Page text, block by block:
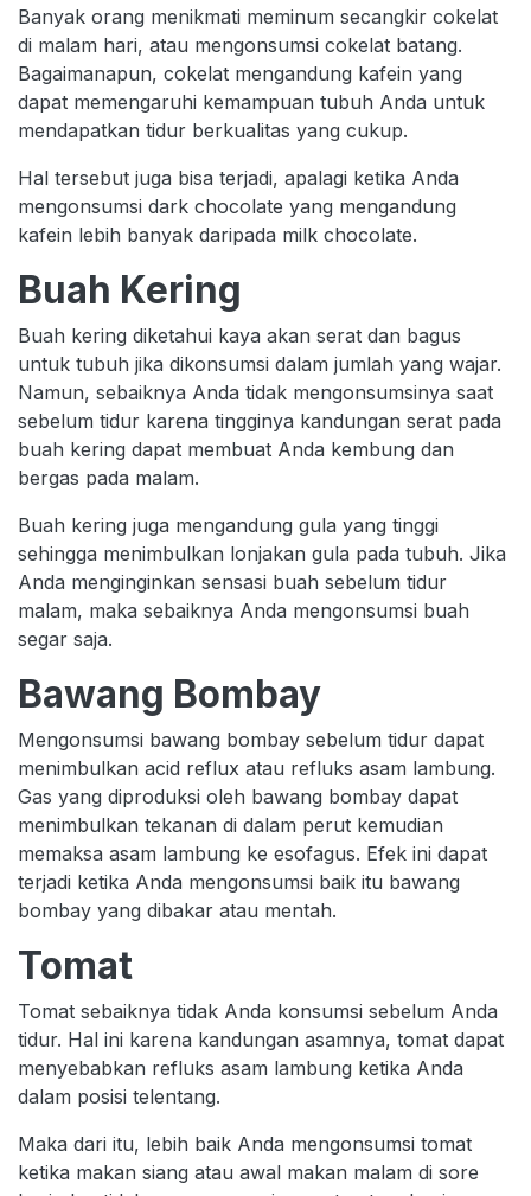
Banyak orang menikmati meminum secangkir cokelat
di malam hari, atau mengonsumsi cokelat batang.
Bagaimanapun, cokelat mengandung kafein yang
dapat memengaruhi kemampuan tubuh Anda untuk
mendapatkan tidur berkualitas yang cukup.
Hal tersebut juga bisa terjadi, apalagi ketika Anda
mengonsumsi dark chocolate yang mengandung
kafein lebih banyak daripada milk chocolate.
Buah Kering
Buah kering diketahui kaya akan serat dan bagus
untuk tubuh jika dikonsumsi dalam jumlah yang wajar.
Namun, sebaiknya Anda tidak mengonsumsinya saat
sebelum tidur karena tingginya kandungan serat pada
buah kering dapat membuat Anda kembung dan
bergas pada malam.
Buah kering juga mengandung gula yang tinggi
sehingga menimbulkan lonjakan gula pada tubuh. Jika
Anda menginginkan sensasi buah sebelum tidur
malam, maka sebaiknya Anda mengonsumsi buah
segar saja.
Bawang Bombay
Mengonsumsi bawang bombay sebelum tidur dapat
menimbulkan acid reflux atau refluks asam lambung.
Gas yang diproduksi oleh bawang bombay dapat
menimbulkan tekanan di dalam perut kemudian
memaksa asam lambung ke esofagus. Efek ini dapat
terjadi ketika Anda mengonsumsi baik itu bawang
bombay yang dibakar atau mentah.
Tomat
Tomat sebaiknya tidak Anda konsumsi sebelum Anda
tidur. Hal ini karena kandungan asamnya, tomat dapat
menyebabkan refluks asam lambung ketika Anda
dalam posisi telentang.
Maka dari itu, lebih baik Anda mengonsumsi tomat
ketika makan siang atau awal makan malam di sore